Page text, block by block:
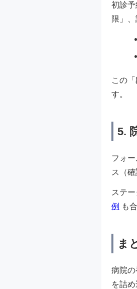
初診
限」
この
す。
5.
フォ
ス（
ステ
例 も
ま
病院
を詰